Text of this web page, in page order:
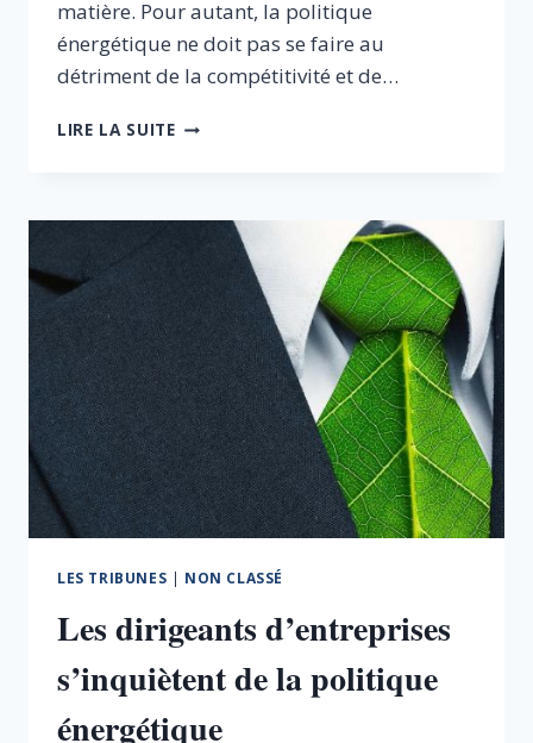
matière. Pour autant, la politique
énergétique ne doit pas se faire au
détriment de la compétitivité et de…
LIRE LA SUITEQUELLE
LA
PRIORITÉ
À
L’EMPLOI
ET
À
L’ENVIRONNEMENT
LES TRIBUNES | NON CLASSÉ
Les dirigeants d’entreprises
s’inquiètent de la politique
énergétique